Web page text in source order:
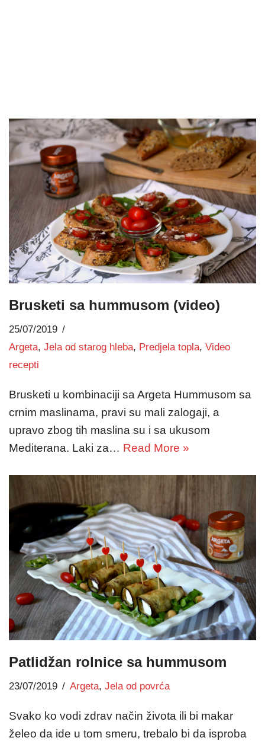
Brusketi sa hummusom (video)
25/07/2019
Argeta, Jela od starog hleba, Predjela topla, Video
recepti
Brusketi u kombinaciji sa Argeta Hummusom sa
crnim maslinama, pravi su mali zalogaji, a
upravo zbog tih maslina su i sa ukusom
Mediterana. Laki za… Read More »
Patlidžan rolnice sa hummusom
23/07/2019 Argeta, Jela od povrća
Svako ko vodi zdrav način života ili bi makar
želeo da ide u tom smeru, trebalo bi da isproba